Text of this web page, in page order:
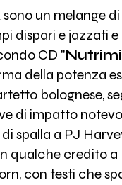
un melange
dispari e jazzati e
CD "Nutrimi
della potenza
bolognese,
di impatto
spalla a PJ
qualche credito a
con testi che